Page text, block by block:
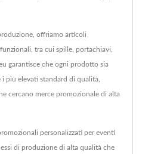
offriamo articoli
tra cui spille, portachiavi,
garantisce che ogni prodotto sia
più elevati standard di qualità,
cercano merce promozionale di alta
personalizzati per eventi
di produzione di alta qualità che